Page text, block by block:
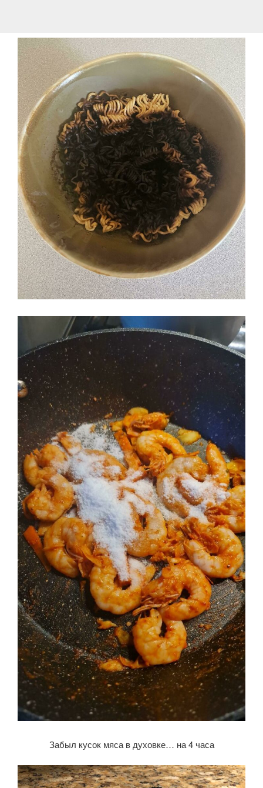
Забыл кусок мяса в духовке… на 4 часа